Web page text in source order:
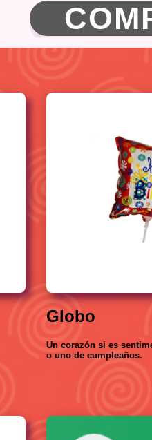
Globo
Un corazón si es
o uno de cumpleaños.